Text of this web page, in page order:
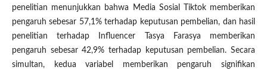
penelitian menunjukkan bahwa Media Sosial Tiktok memberikan
pengaruh sebesar 57,1% terhadap keputusan pembelian, dan hasil
penelitian terhadap Influencer Tasya Farasya memberikan
pengaruh sebesar 42,9% terhadap keputusan pembelian. Secara
simultan, kedua variabel memberikan pengaruh signifikan